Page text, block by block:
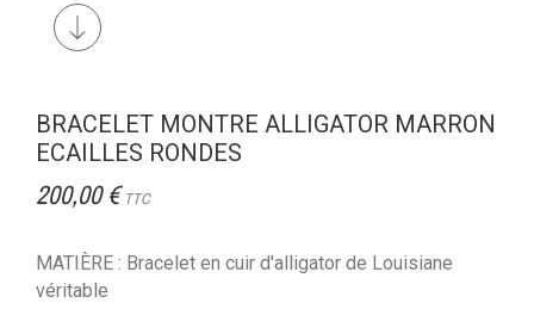
BRACELET MONTRE ALLIGATOR MARRON
ECAILLES RONDES
200,00 € TTC
MATIÈRE : Bracelet en cuir d'alligator de Louisiane
véritable